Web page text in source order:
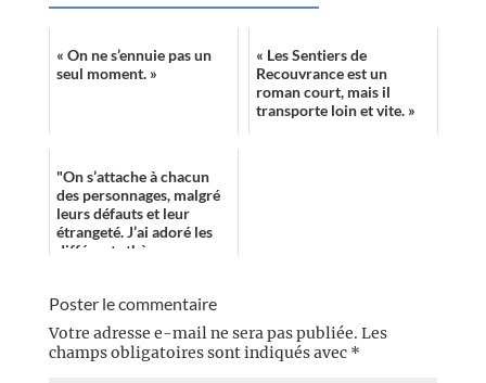
« On ne s’ennuie pas un
seul moment. »
« Les Sentiers de
Recouvrance est un
roman court, mais il
transporte loin et vite. »
"On s’attache à chacun
des personnages, malgré
leurs défauts et leur
étrangeté. J’ai adoré les
différents thèmes
Poster le commentaire
Votre adresse e-mail ne sera pas publiée. Les
champs obligatoires sont indiqués avec *